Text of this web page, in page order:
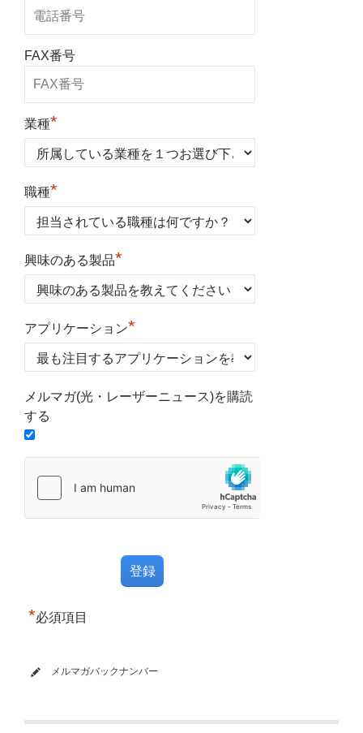
FAX番号
業種*
職種*
興味のある製品*
アプリケーション*
メルマガ(光・レーザーニュース)を購読
する
*必須項目
メルマガバックナンバー